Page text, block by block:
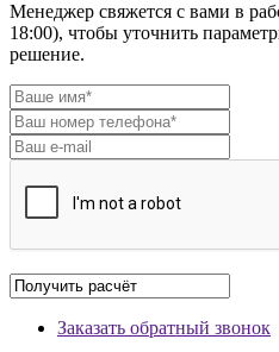
Менеджер свяжется с вами в
18:00), чтобы уточнить
решение.
Заказать обратный звонок